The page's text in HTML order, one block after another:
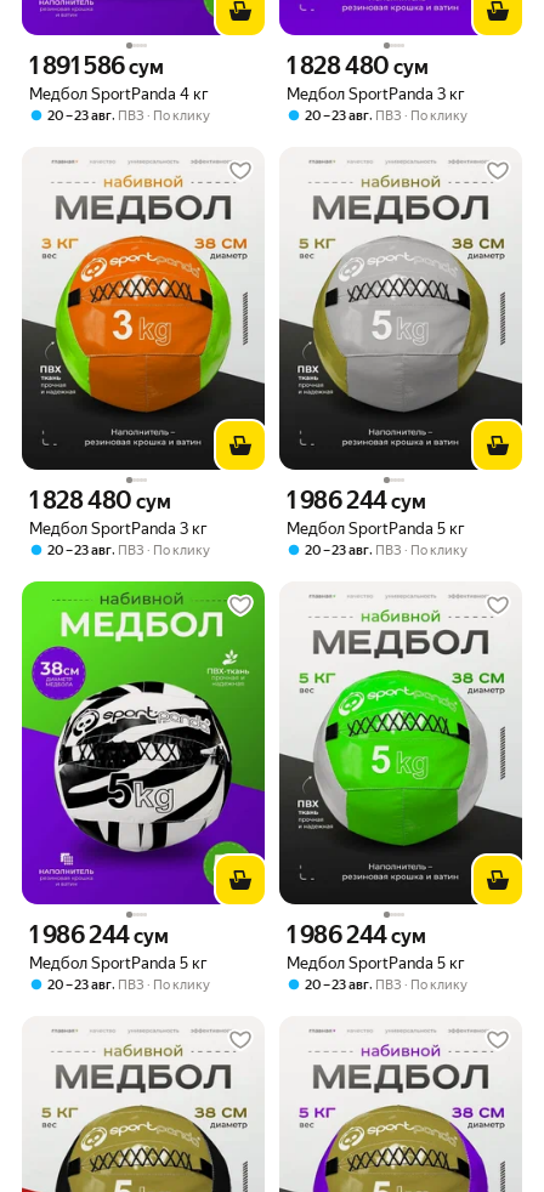
Медбол SportPanda 4 кг
Цена 1891586 сум вместо
1 891 586сум
20 – 23 авг, ПВЗ По клику
Медбол SportPanda 3 кг
Цена 1828480 сум вместо
1 828 480 сум
20 – 23 авг, ПВЗ По клику
Медбол SportPanda 3 кг
Цена 1828480 сум вместо
1 828 480 сум
20 – 23 авг, ПВЗ По клику
Медбол SportPanda 5 кг
Цена 1986244 сум вместо
1 986 244сум
20 – 23 авг, ПВЗ По клику
Медбол SportPanda 5 кг
Цена 1986244 сум вместо
1 986 244сум
20 – 23 авг, ПВЗ По клику
Медбол SportPanda 5 кг
Цена 1986244 сум вместо
1 986 244сум
20 – 23 авг, ПВЗ По клику